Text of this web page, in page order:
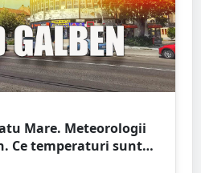
Mare. Meteorologii
Ce temperaturi sunt
avertizarea meteo